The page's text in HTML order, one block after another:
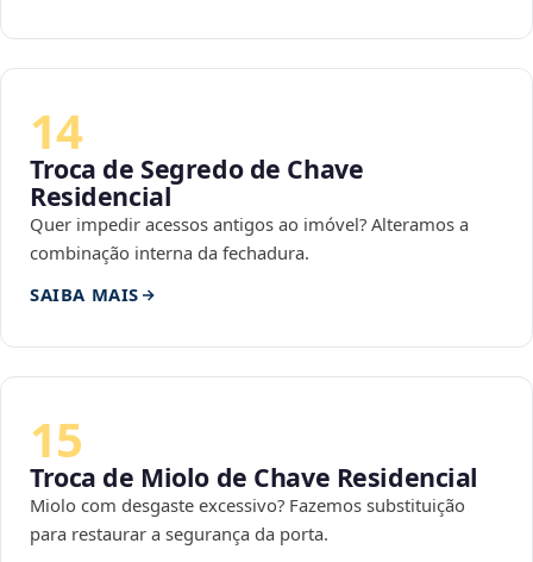
14
Troca de Segredo de Chave
Residencial
Quer impedir acessos antigos ao imóvel? Alteramos a
combinação interna da fechadura.
SAIBA MAIS
15
Troca de Miolo de Chave Residencial
Miolo com desgaste excessivo? Fazemos substituição
para restaurar a segurança da porta.